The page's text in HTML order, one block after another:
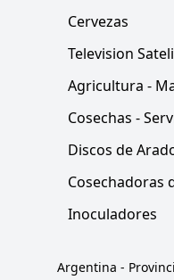
Cervezas
Television
Agricultura -
Cosechas -
Discos de
Cosechadoras
Inoculadores
Argentina -